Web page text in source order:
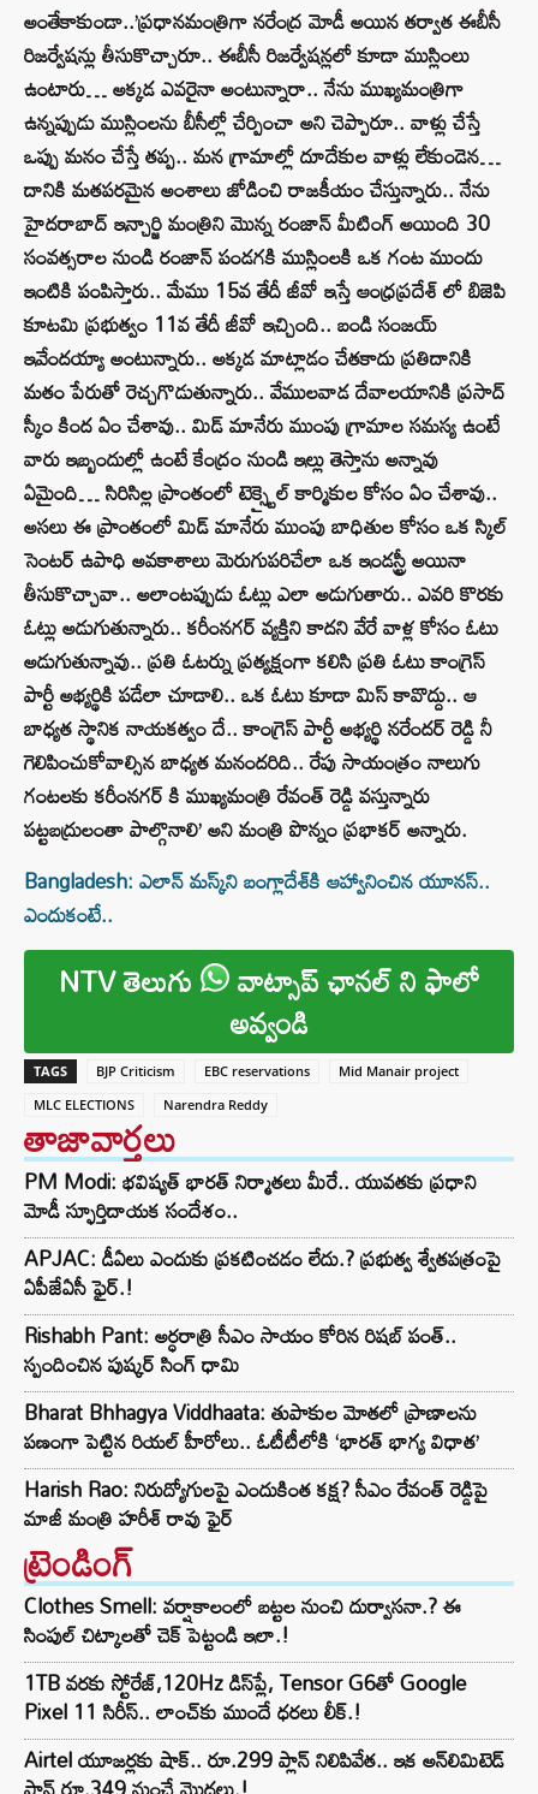
అంతేకాకుండా..’ప్రధానమంత్రిగా నరేంద్ర మోడీ అయిన తర్వాత ఈబీసీ
రిజర్వేషన్లు తీసుకొచ్చారూ.. ఈబీసీ రిజర్వేషన్లలో కూడా ముస్లింలు
ఉంటారు… అక్కడ ఎవరైనా అంటున్నారా.. నేను ముఖ్యమంత్రిగా
ఉన్నప్పుడు ముస్లింలను బీసీల్లో చేర్పించా అని చెప్పారూ.. వాళ్లు చేస్తే
ఒప్పు మనం చేస్తే తప్ప.. మన గ్రామాల్లో దూదేకుల వాళ్లు లేకుండెన…
దానికి మతపరమైన అంశాలు జోడించి రాజకీయం చేస్తున్నారు.. నేను
హైదరాబాద్ ఇన్చార్జి మంత్రిని మొన్న రంజాన్ మీటింగ్ అయింది 30
సంవత్సరాల నుండి రంజాన్ పండగకి ముస్లింలకి ఒక గంట ముందు
ఇంటికి పంపిస్తారు.. మేము 15వ తేదీ జీవో ఇస్తే ఆంధ్రప్రదేశ్ లో బిజెపి
కూటమి ప్రభుత్వం 11వ తేదీ జీవో ఇచ్చింది.. బండి సంజయ్
ఇవేందయ్యా అంటున్నారు.. అక్కడ మాట్లాడం చేతకాదు ప్రతిదానికి
మతం పేరుతో రెచ్చగొడుతున్నారు.. వేములవాడ దేవాలయానికి ప్రసాద్
స్కీం కింద ఏం చేశావు.. మిడ్ మానేరు ముంపు గ్రామాల సమస్య ఉంటే
వారు ఇబ్బందుల్లో ఉంటే కేంద్రం నుండి ఇల్లు తెస్తాను అన్నావు
ఏమైంది… సిరిసిల్ల ప్రాంతంలో టెక్స్టైల్ కార్మికుల కోసం ఏం చేశావు..
అసలు ఈ ప్రాంతంలో మిడ్ మానేరు ముంపు బాధితుల కోసం ఒక స్కిల్
సెంటర్ ఉపాధి అవకాశాలు మెరుగుపరిచేలా ఒక ఇండస్ట్రీ అయినా
తీసుకొచ్చావా.. అలాంటప్పుడు ఓట్లు ఎలా అడుగుతారు.. ఎవరి కొరకు
ఓట్లు అడుగుతున్నారు.. కరీంనగర్ వ్యక్తిని కాదని వేరే వాళ్ల కోసం ఓటు
అడుగుతున్నావు.. ప్రతి ఓటర్ను ప్రత్యక్షంగా కలిసి ప్రతి ఓటు కాంగ్రెస్
పార్టీ అభ్యర్థికి పడేలా చూడాలి.. ఒక ఓటు కూడా మిస్ కావొద్దు.. ఆ
బాధ్యత స్థానిక నాయకత్వం దే.. కాంగ్రెస్ పార్టీ అభ్యర్థి నరేందర్ రెడ్డి నీ
గెలిపించుకోవాల్సిన బాధ్యత మనందరిది.. రేపు సాయంత్రం నాలుగు
గంటలకు కరీంనగర్ కి ముఖ్యమంత్రి రేవంత్ రెడ్డి వస్తున్నారు
పట్టబద్రులంతా పాల్గొనాలి’ అని మంత్రి పొన్నం ప్రభాకర్‌ అన్నారు.
Bangladesh: ఎలాన్ మస్క్‌ని బంగ్లాదేశ్‌కి ఆహ్వానించిన యూనస్..
ఎందుకంటే..
NTV తెలుగు వాట్సాప్ ఛానల్ ని ఫాలో
అవ్వండి
TAGS BJP Criticism EBC reservations
Mid Manair project
MLC ELECTIONS
Narendra Reddy
తాజావార్తలు
PM Modi: భవిష్యత్ భారత్ నిర్మాతలు మీరే.. యువతకు ప్రధాని
మోడీ స్ఫూర్తిదాయక సందేశం..
APJAC: డీఏలు ఎందుకు ప్రకటించడం లేదు.? ప్రభుత్వ శ్వేతపత్రంపై
ఏపీజేఏసీ ఫైర్.!
Rishabh Pant: అర్ధరాత్రి సీఎం సాయం కోరిన రిషబ్ పంత్..
స్పందించిన పుష్కర్ సింగ్ ధామి
Bharat Bhhagya Viddhaata: తుపాకుల మోతలో ప్రాణాలను
పణంగా పెట్టిన రియల్ హీరోలు.. ఓటీటీలోకి ‘భారత్ భాగ్య విధాత’
Harish Rao: నిరుద్యోగులపై ఎందుకింత కక్ష? సీఎం రేవంత్ రెడ్డిపై
మాజీ మంత్రి హరీశ్ రావు ఫైర్
ట్రెండింగ్‌
Clothes Smell: వర్షాకాలంలో బట్టల నుంచి దుర్వాసనా.? ఈ
సింపుల్ చిట్కాలతో చెక్ పెట్టండి ఇలా.!
1TB వరకు స్టోరేజ్,120Hz డిస్‌ప్లే, Tensor G6తో Google
Pixel 11 సిరీస్.. లాంచ్⁭కు ముందే ధరలు లీక్.!
Airtel యూజర్లకు షాక్.. రూ.299 ప్లాన్ నిలిపివేత.. ఇక అన్‌లిమిటెడ్